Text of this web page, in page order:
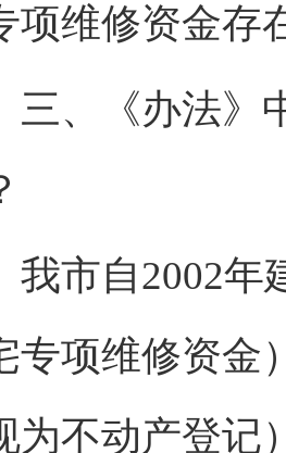
项维修资金存
《办法》中
自2002年建
专项维修资金
为不动产登